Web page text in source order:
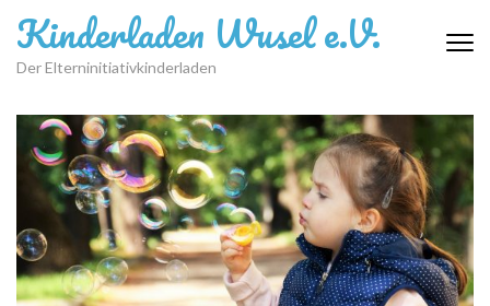
Kinderladen Wusel e.V.
Der Elterninitiativkinderladen